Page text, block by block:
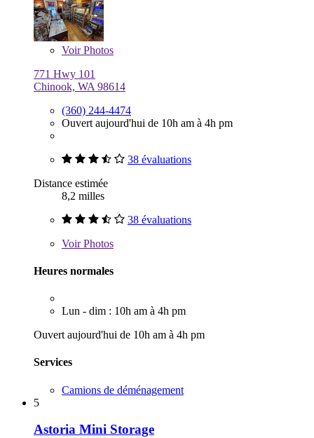
VoirPhotos
771 Hwy 101
Chinook, WA 98614
(360) 244-4474
Ouvert aujourd'hui de 10h am à 4h pm
38 évaluations
Distance estimée
8,2 milles
38 évaluations
VoirPhotos
Heures normales
Lun - dim : 10h am à 4h pm
Ouvert aujourd'hui de 10h am à 4h pm
Services
Camions de déménagement
5
Astoria Mini Storage